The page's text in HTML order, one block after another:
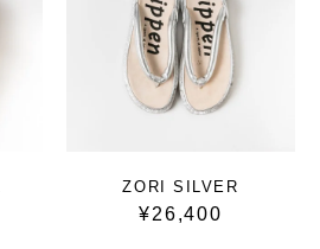
ZORI SILVER
¥26,400